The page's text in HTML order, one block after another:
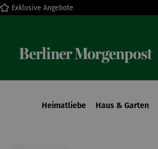
Zur Hauptnavigation springen
Exklusive Angebote
Heimatliebe Haus & Garten